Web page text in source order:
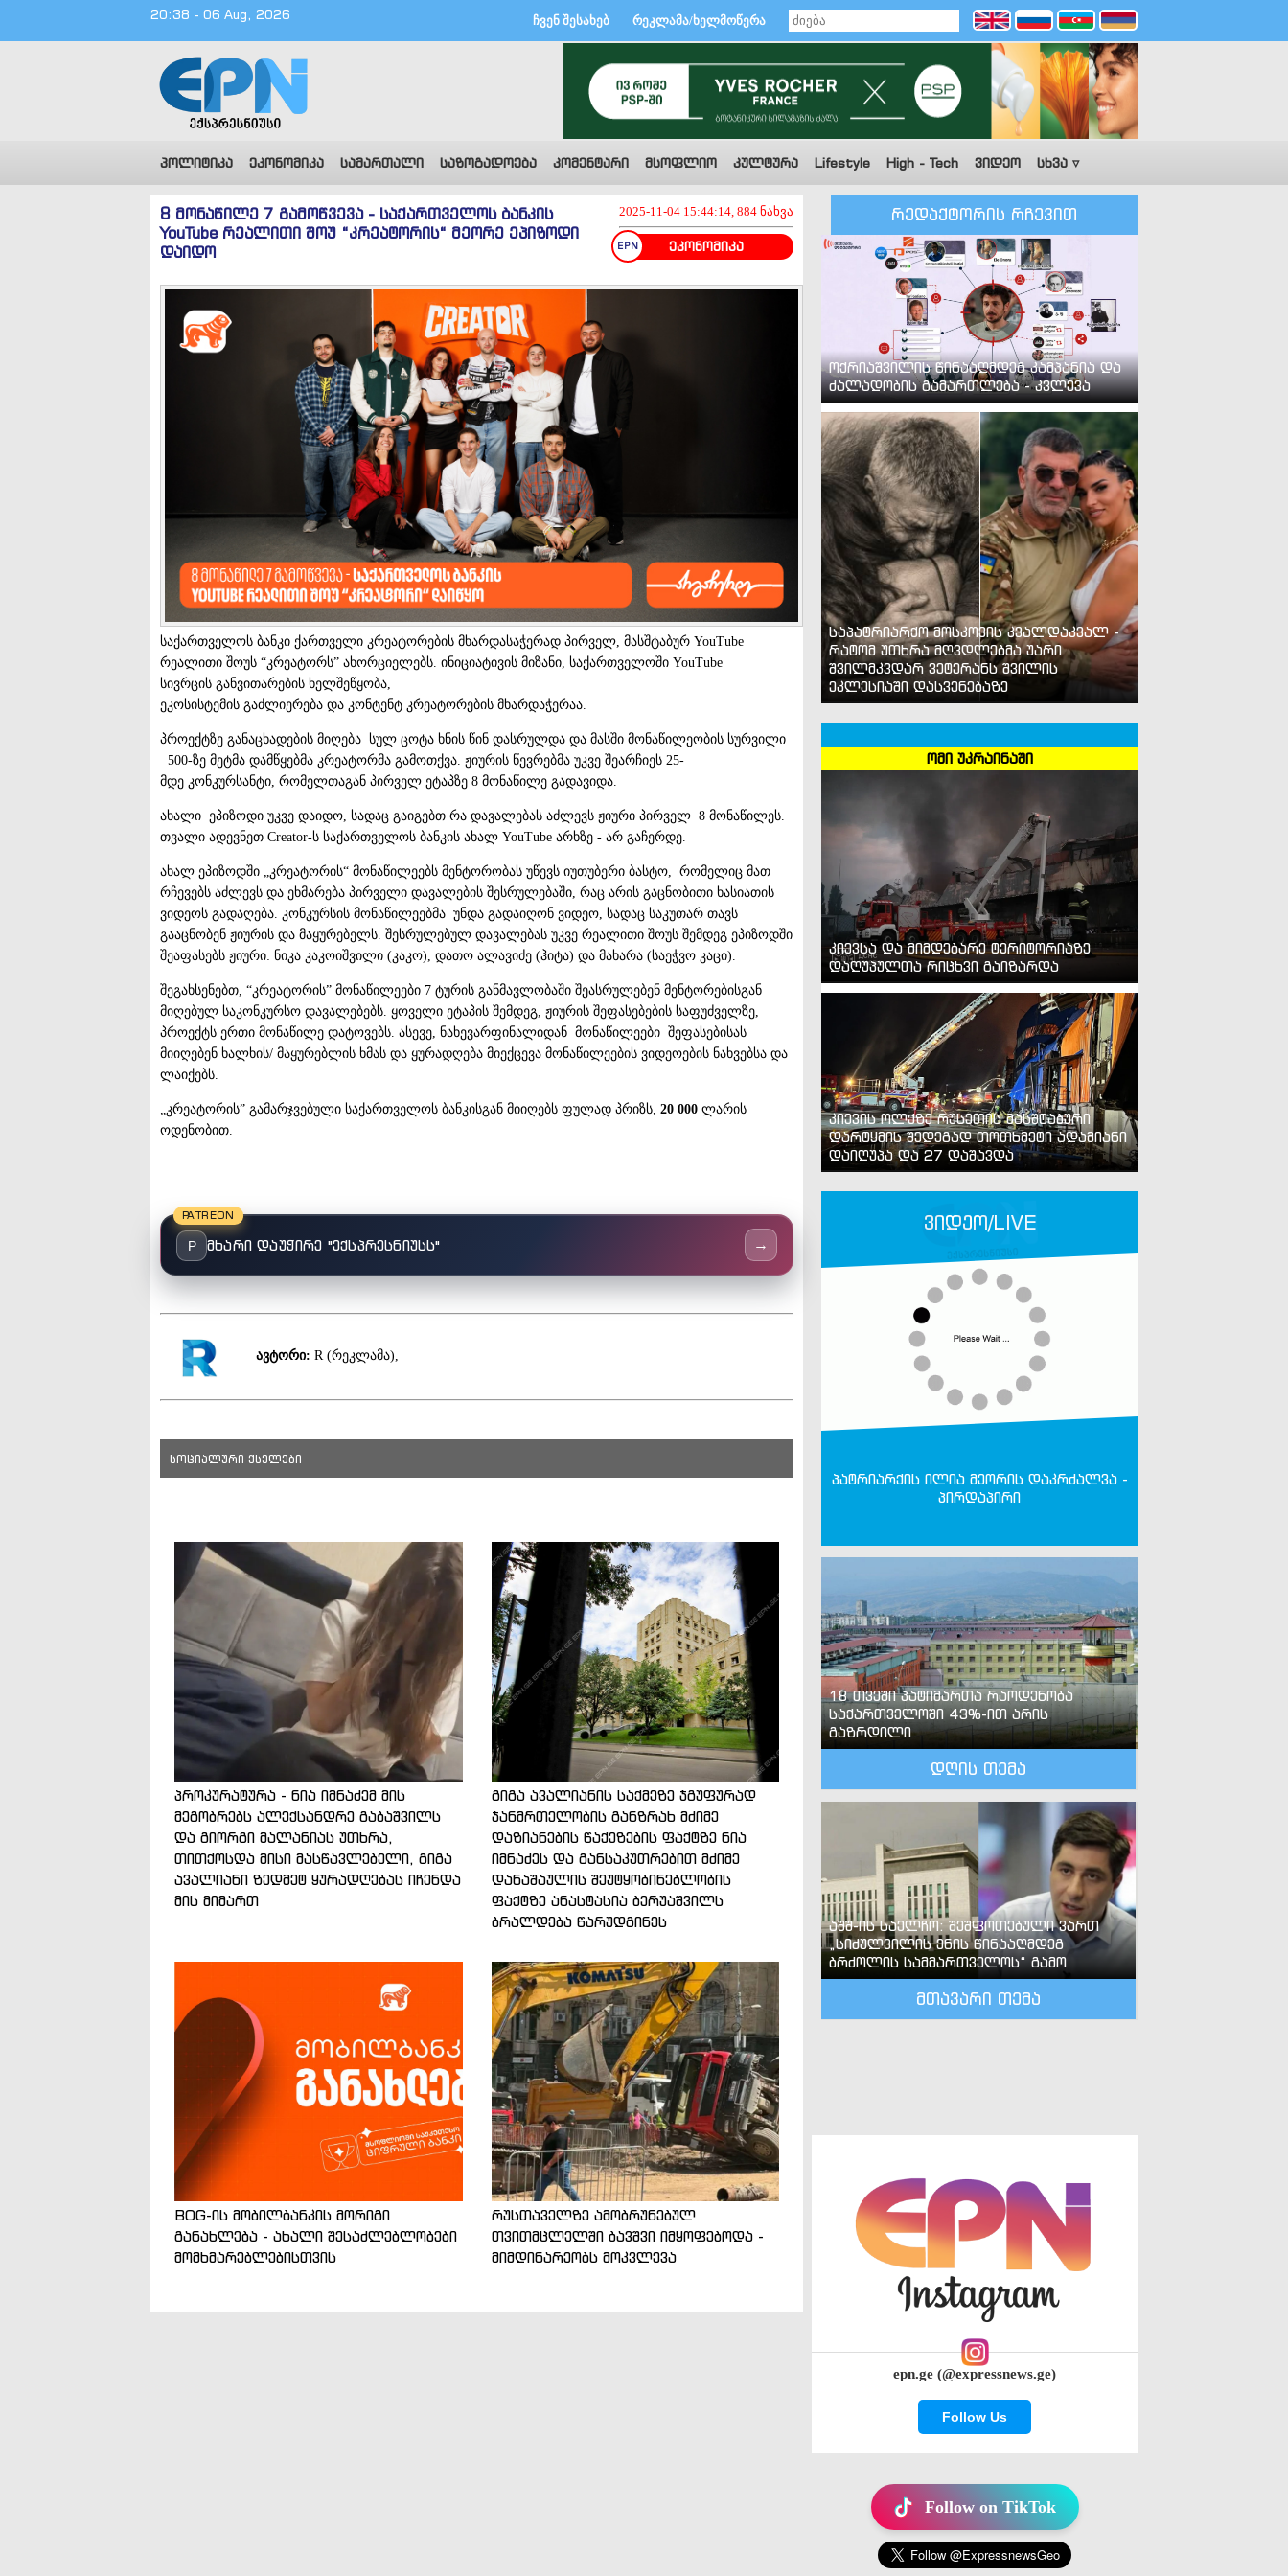
20:38 - 06 Aug, 2026 ჩვენ შესახებ რეკლამა/ხელმოწერა
პოლიტიკა ეკონომიკა სამართალი საზოგადოება კომენტარი მსოფლიო კულტურა Lifestyle High - Tech ვიდეო სხვა ▿
2025-11-04 15:44:14, 884 ნახვა
ეკონომიკა
8 მონაწილე 7 გამოწვევა - საქართველოს ბანკის
YouTube რეალითი შოუ “კრეატორის“ მეორე ეპიზოდი
დაიდო
საქართველოს ბანკი ქართველი კრეატორების მხარდასაჭერად პირველ, მასშტაბურ YouTube
რეალითი შოუს “კრეატორს” ახორციელებს. ინიციატივის მიზანი, საქართველოში YouTube
სივრცის განვითარების ხელშეწყობა,
ეკოსისტემის გაძლიერება და კონტენტ კრეატორების მხარდაჭერაა.
პროექტზე განაცხადების მიღება სულ ცოტა ხნის წინ დასრულდა და მასში მონაწილეობის სურვილი
500-ზე მეტმა დამწყებმა კრეატორმა გამოთქვა. ჟიურის წევრებმა უკვე შეარჩიეს 25-
მდე კონკურსანტი, რომელთაგან პირველ ეტაპზე 8 მონაწილე გადავიდა.
ახალი ეპიზოდი უკვე დაიდო, სადაც გაიგებთ რა დავალებას აძლევს ჟიური პირველ 8 მონაწილეს.
თვალი ადევნეთ Creator-ს საქართველოს ბანკის ახალ YouTube არხზე - არ გაჩერდე.
ახალ ეპიზოდში „კრეატორის“ მონაწილეებს მენტორობას უწევს იუთუბერი ბასტო, რომელიც მათ
რჩევებს აძლევს და ეხმარება პირველი დავალების შესრულებაში, რაც არის გაცნობითი ხასიათის
ვიდეოს გადაღება. კონკურსის მონაწილეებმა უნდა გადაიღონ ვიდეო, სადაც საკუთარ თავს
გააცნობენ ჟიურის და მაყურებელს. შესრულებულ დავალებას უკვე რეალითი შოუს შემდეგ ეპიზოდში
შეაფასებს ჟიური: ნიკა კაკოიშვილი (კაკო), დათო ალავიძე (ჰიტა) და მახარა (საეჭვო კაცი).
შეგახსენებთ, “კრეატორის” მონაწილეები 7 ტურის განმავლობაში შეასრულებენ მენტორებისგან
მიღებულ საკონკურსო დავალებებს. ყოველი ეტაპის შემდეგ, ჟიურის შეფასებების საფუძველზე,
პროექტს ერთი მონაწილე დატოვებს. ასევე, ნახევარფინალიდან მონაწილეები შეფასებისას
მიიღებენ ხალხის/ მაყურებლის ხმას და ყურადღება მიექცევა მონაწილეების ვიდეოების ნახვებსა და
ლაიქებს.
„კრეატორის” გამარჯვებული საქართველოს ბანკისგან მიიღებს ფულად პრიზს, 20 000 ლარის
ოდენობით.
PATREON
P მხარი დაუჭირე "ექსპრესნიუსს" →
ავტორი: R (რეკლამა),
სოციალური ქსელები
პროკურატურა - ნია იმნაძემ მის
მეგობრებს ალექსანდრე გაბაშვილს
და გიორგი მალანიას უთხრა,
თითქოსდა მისი მასწავლებელი, გიგა
ავალიანი ზედმეტ ყურადღებას იჩენდა
მის მიმართ
გიგა ავალიანის საქმეზე ჯგუფურად
ჯანმრთელობის განზრახ მძიმე
დაზიანების წაქეზების ფაქტზე ნია
იმნაძეს და განსაკუთრებით მძიმე
დანაშაულის შეუტყობინებლობის
ფაქტზე ანასტასია ბერუაშვილს
ბრალდება წარუდგინეს
BOG-ის მობილბანკის მორიგი
განახლება - ახალი შესაძლებლობები
მომხმარებლებისთვის
რუსთაველზე ამობრუნებულ
თვითმცლელში ბავშვი იმყოფებოდა -
მიმდინარეობს მოკვლევა
რედაქტორის რჩევით
ოქრიაშვილის წინააღმდეგ კამპანია და
ძალადობის გამართლება - კვლევა
საპატრიარქო მოსკოვის კვალდაკვალ -
რატომ უთხრა მღვდლებმა უარი
შვილმკვდარ ვეტერანს შვილის
ეკლესიაში დასვენებაზე
ომი უკრაინაში
კიევსა და მიმდებარე ტერიტორიაზე
დაღუპულთა რიცხვი გაიზარდა
კიევის ოლქზე რუსეთის მასშტაბური
დარტყმის შედეგად თოთხმეტი ადამიანი
დაიღუპა და 27 დაშავდა
ვიდეო/LIVE
პატრიარქის ილია მეორის დაკრძალვა -
პირდაპირი
18 თვეში პატიმართა რაოდენობა
საქართველოში 43%-ით არის
გაზრდილი
დღის თემა
აშშ-ის საელჩო: შეშფოთებული ვართ
„სიძულვილის ენის წინააღმდეგ
ბრძოლის სამმართველოს“ გამო
მთავარი თემა
epn.ge (@expressnews.ge)
Follow Us
Follow on TikTok